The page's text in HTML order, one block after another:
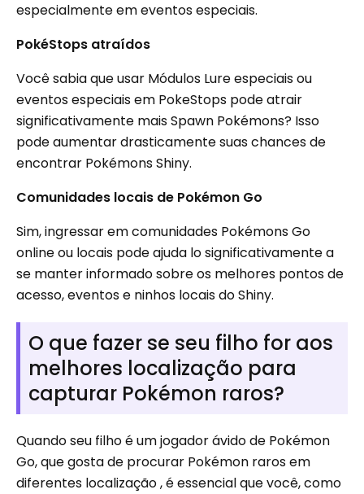
especialmente em eventos especiais.
PokéStops atraídos
Você sabia que usar Módulos Lure especiais ou
eventos especiais em PokeStops pode atrair
significativamente mais Spawn Pokémons? Isso
pode aumentar drasticamente suas chances de
encontrar Pokémons Shiny.
Comunidades locais de Pokémon Go
Sim, ingressar em comunidades Pokémons Go
online ou locais pode ajuda lo significativamente a
se manter informado sobre os melhores pontos de
acesso, eventos e ninhos locais do Shiny.
O que fazer se seu filho for aos
melhores localização para
capturar Pokémon raros?
Quando seu filho é um jogador ávido de Pokémon
Go, que gosta de procurar Pokémon raros em
diferentes localização , é essencial que você, como